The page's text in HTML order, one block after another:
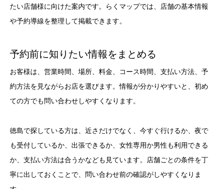
たい店舗様に向けた案内です。らくマップでは、店舗の基本情報
や予約導線を整理して掲載できます。
予約前に知りたい情報をまとめる
お客様は、営業時間、場所、料金、コース時間、支払い方法、予
約方法を見ながらお店を選びます。情報が分かりやすいと、初め
ての方でも問い合わせしやすくなります。
徳島で探している方は、近さだけでなく、今すぐ行けるか、夜で
も受付しているか、出張できるか、女性専用か男性も利用できる
か、支払い方法は合うかなども見ています。店舗ごとの条件を丁
寧に出しておくことで、問い合わせ前の確認がしやすくなりま